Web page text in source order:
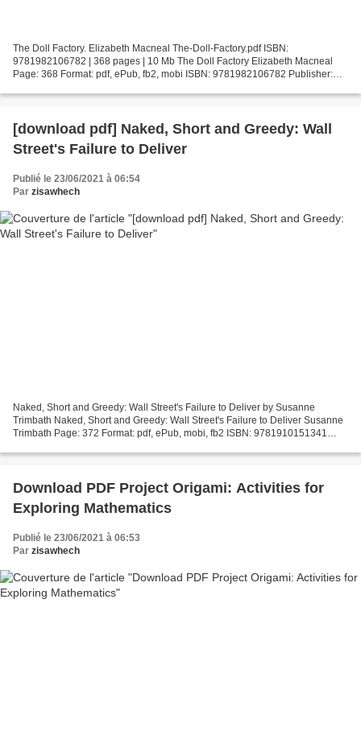
The Doll Factory. Elizabeth Macneal The-Doll-Factory.pdf ISBN:
9781982106782 | 368 pages | 10 Mb The Doll Factory Elizabeth Macneal
Page: 368 Format: pdf, ePub, fb2, mobi ISBN: 9781982106782 Publisher:
[download pdf] Naked, Short and Greedy: Wall
Street's Failure to Deliver
Publié le 23/06/2021 à 06:54
Par zisawhech
Naked, Short and Greedy: Wall Street's Failure to Deliver by Susanne
Trimbath Naked, Short and Greedy: Wall Street's Failure to Deliver Susanne
Trimbath Page: 372 Format: pdf, ePub, mobi, fb2 ISBN: 9781910151341
Download PDF Project Origami: Activities for
Exploring Mathematics
Publié le 23/06/2021 à 06:53
Par zisawhech